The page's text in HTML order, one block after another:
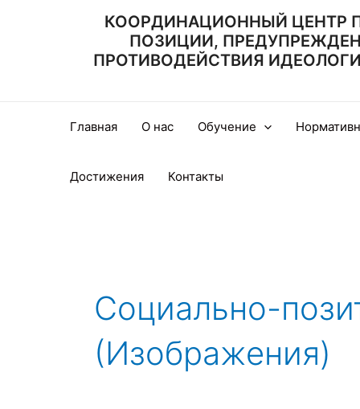
КООРДИНАЦИОННЫЙ ЦЕНТР
ПОЗИЦИИ,
ПРОТИВОДЕЙСТВИЯ
Главная О нас Обучение
Достижения Контакты
Социально-
(Изображения)